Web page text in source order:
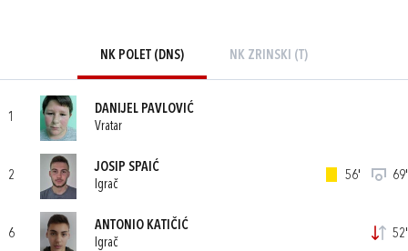
NK POLET (DNS) NK ZRINSKI (T)
1
DANIJEL PAVLOVIĆ
Vratar
2
JOSIP SPAIĆ
Igrač
56' 69'
6
ANTONIO KATIČIĆ
Igrač
52'